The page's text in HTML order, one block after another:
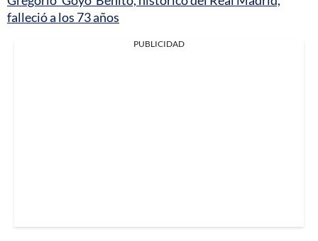
falleció a los 73 años
PUBLICIDAD